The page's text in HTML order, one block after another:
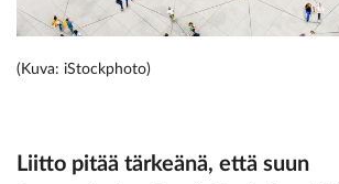
(Kuva: iStockphoto)
Liitto pitää tärkeänä, että suun